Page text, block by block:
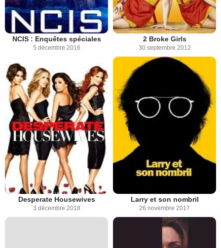
NCIS : Enquêtes spéciales
5 décembre 2016
2 Broke Girls
30 septembre 2012
Desperate Housewives
3 décembre 2018
Larry et son nombril
26 novembre 2017